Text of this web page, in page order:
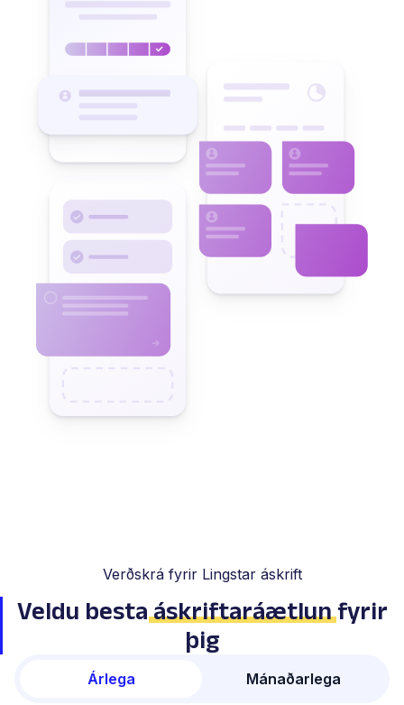
Verðskrá fyrir Lingstar áskrift
Veldu bestaáskriftaráætlunfyrir
þig
Árlega Mánaðarlega